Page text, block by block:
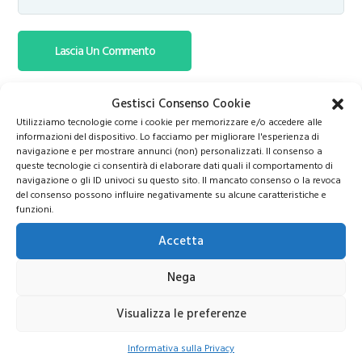
Gestisci Consenso Cookie
Utilizziamo tecnologie come i cookie per memorizzare e/o accedere alle
informazioni del dispositivo. Lo facciamo per migliorare l'esperienza di
navigazione e per mostrare annunci (non) personalizzati. Il consenso a
queste tecnologie ci consentirà di elaborare dati quali il comportamento di
navigazione o gli ID univoci su questo sito. Il mancato consenso o la revoca
del consenso possono influire negativamente su alcune caratteristiche e
funzioni.
Accetta
Nega
Visualizza le preferenze
Informativa sulla Privacy